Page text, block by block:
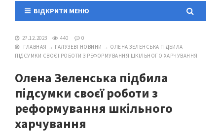
ВІДКРИТИ МЕНЮ
27.12.2023 440
0
ГЛАВНАЯ → ГАЛУЗЕВІ НОВИНИ → ОЛЕНА ЗЕЛЕНСЬКА ПІДБИЛА
ПІДСУМКИ СВОЄЇ РОБОТИ З РЕФОРМУВАННЯ ШКІЛЬНОГО ХАРЧУВАННЯ
Олена Зеленська підбила
підсумки своєї роботи з
реформування шкільного
харчування